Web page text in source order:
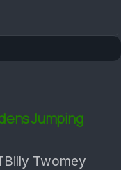
Jumping
Twomey